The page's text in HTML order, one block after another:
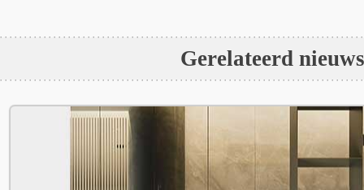
Gerelateerd nieuws